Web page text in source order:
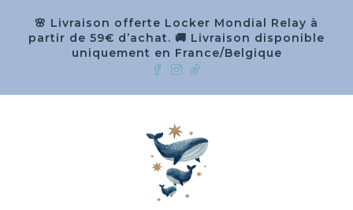
🌸 Livraison offerte Locker Mondial Relay à
partir de 59€ d’achat. 🚚 Livraison disponible
uniquement en France/Belgique